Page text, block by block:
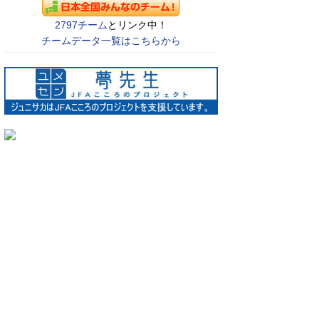
2797チーム とリンク中！
チームデータ一覧はこちらから